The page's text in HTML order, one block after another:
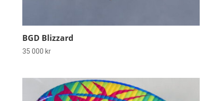
BGD Blizzard
35 000 kr